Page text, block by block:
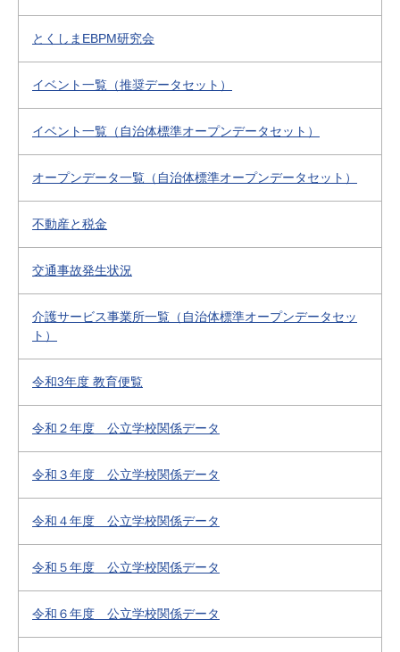
とくしまEBPM研究会
イベント一覧（推奨データセット）
イベント一覧（自治体標準オープンデータセット）
オープンデータ一覧（自治体標準オープンデータセット）
不動産と税金
交通事故発生状況
介護サービス事業所一覧（自治体標準オープンデータセッ
ト）
令和3年度 教育便覧
令和２年度 公立学校関係データ
令和３年度 公立学校関係データ
令和４年度 公立学校関係データ
令和５年度 公立学校関係データ
令和６年度 公立学校関係データ